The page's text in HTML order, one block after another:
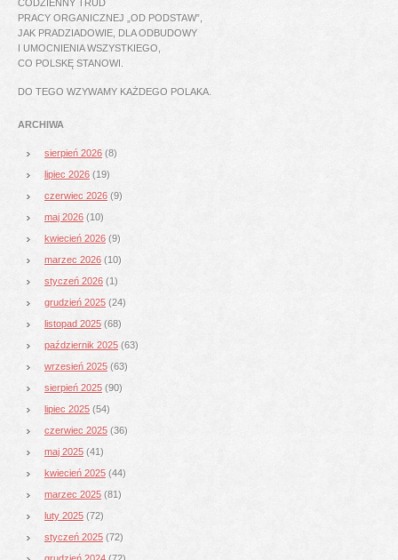
CODZIENNY TRUD
PRACY ORGANICZNEJ „OD PODSTAW”,
JAK PRADZIADOWIE, DLA ODBUDOWY
I UMOCNIENIA WSZYSTKIEGO,
CO POLSKĘ STANOWI.
DO TEGO WZYWAMY KAŻDEGO POLAKA.
ARCHIWA
sierpień 2026 (8)
lipiec 2026 (19)
czerwiec 2026 (9)
maj 2026 (10)
kwiecień 2026 (9)
marzec 2026 (10)
styczeń 2026 (1)
grudzień 2025 (24)
listopad 2025 (68)
październik 2025 (63)
wrzesień 2025 (63)
sierpień 2025 (90)
lipiec 2025 (54)
czerwiec 2025 (36)
maj 2025 (41)
kwiecień 2025 (44)
marzec 2025 (81)
luty 2025 (72)
styczeń 2025 (72)